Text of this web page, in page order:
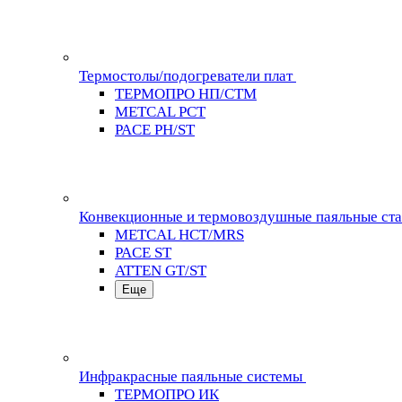
Термостолы/подогреватели плат
ТЕРМОПРО НП/СТМ
METCAL PCT
PACE PH/ST
Конвекционные и термовоздушные паяльные
METCAL HCT/MRS
PACE ST
ATTEN GT/ST
Еще
Инфракрасные паяльные системы
ТЕРМОПРО ИК